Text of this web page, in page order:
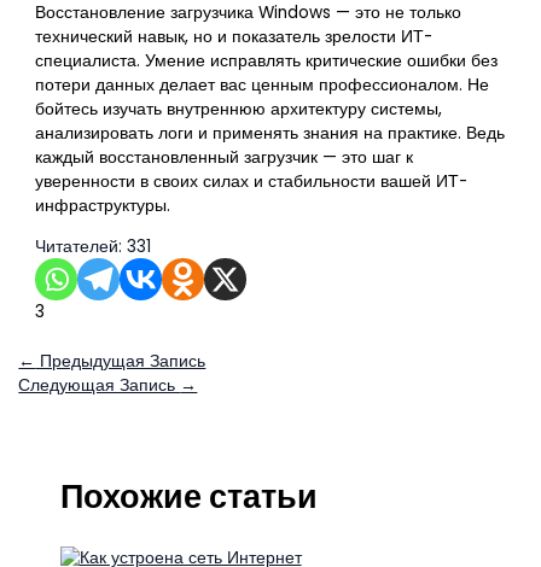
Восстановление загрузчика Windows — это не только
технический навык, но и показатель зрелости ИТ-
специалиста. Умение исправлять критические ошибки без
потери данных делает вас ценным профессионалом. Не
бойтесь изучать внутреннюю архитектуру системы,
анализировать логи и применять знания на практике. Ведь
каждый восстановленный загрузчик — это шаг к
уверенности в своих силах и стабильности вашей ИТ-
инфраструктуры.
Читателей: 331
3
← Предыдущая Запись
Следующая Запись →
Похожие статьи